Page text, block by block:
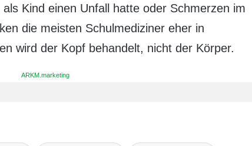
Kind einen Unfall hatte oder Schmerzen im
die meisten Schulmediziner eher in
wird der Kopf behandelt, nicht der Körper.
ARKM.marketing